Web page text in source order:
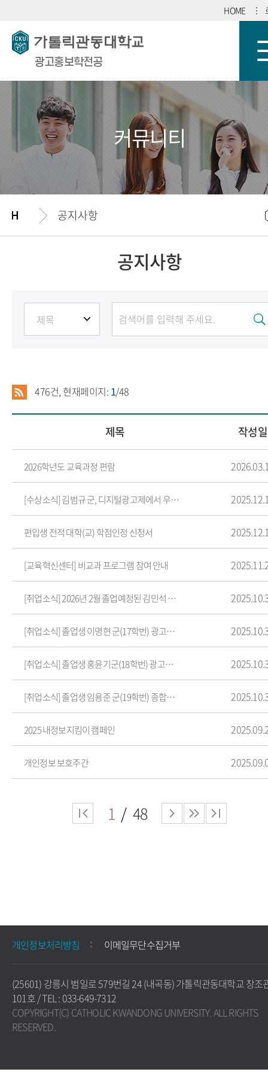
HOME
광고홍보학전공
커뮤니티
공지사항
공지사항
476건, 현재페이지: 1/48
제목 작성일
2026학년도 교육과정 편람
[수상소식] 김범규 군, 디지털광고제에서 우수상 입상!
편입생 전적 대학(교) 학점인정 신청서
[교육혁신센터] 비교과 프로그램 참여 안내
[취업소식] 2026년 2월 졸업예정된 김민석 군(20학번) DSA에 입사
[취업소식] 졸업생 이명현 군(17학번) 광고대행사 우드 커뮤니케이션 입사
[취업소식] 졸업생 홍윤기군(18학번) 광고대행사 마더브레인 입사
[취업소식] 졸업생 임용준 군(19학번) 종합광고대행사 풀다랩 입사
2025 내정보지킴이 캠페인
개인정보 보호주간
1 48
개인정보처리방침 이메일무단수집거부
(25601) 강릉시 범일로 579번길 24 (내곡동) 가톨릭관동대학교 창조
101호 / TEL : 033-649-7312
COPYRIGHT(C) CATHOLIC KWANDONG UNIVERSITY. ALL RIGHTS
RESERVED.